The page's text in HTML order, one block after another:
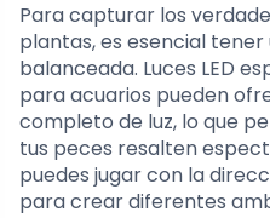
Para capturar los
plantas, es esencial
balanceada. Luces LED
para acuarios pueden
completo de luz, lo que
tus peces resalten
puedes jugar con la
para crear diferentes